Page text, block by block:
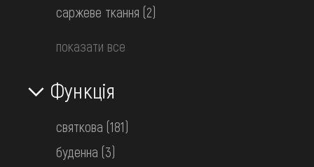
саржеве ткання (2)
показати все
Функція
святкова (181)
буденна (3)